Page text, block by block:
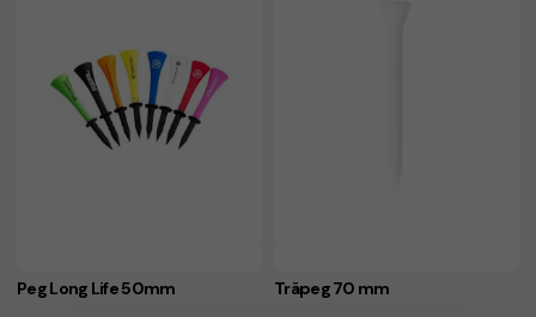
Peg Long Life 50mm Träpeg 70 mm